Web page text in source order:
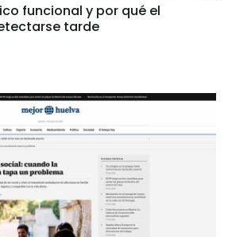
funcional y por qué el
tarde